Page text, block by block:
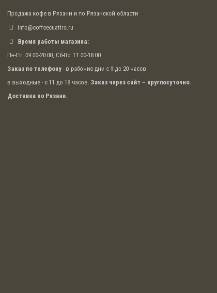
Продажа кофе в Рязани и по Рязанской области
info@coffeecuattro.ru
Время работы магазина:
Пн-Пт: 09:00-20:00, Сб-Вс: 11:00-18:00
Заказ по телефону - в рабочие дни с 9 до 20 часов
в выходные - с 11 до 18 часов. Заказ через сайт – круглосуточно.
Доставка по Рязани.